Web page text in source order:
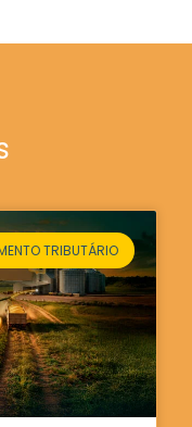
TRIBUTÁRIO